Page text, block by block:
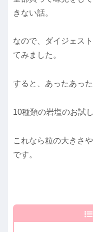
きない話。
なので、ダイジェス
てみました。
すると、あったあった
10種類の岩塩のお試
これなら粒の大きさ
です。